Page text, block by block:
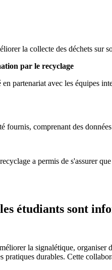
la collecte des déchets sur
par le recyclage
partenariat avec les équipes
fournis, comprenant des
a permis de s'assurer
étudiants sont
la signalétique, organiser
pratiques durables. Cette